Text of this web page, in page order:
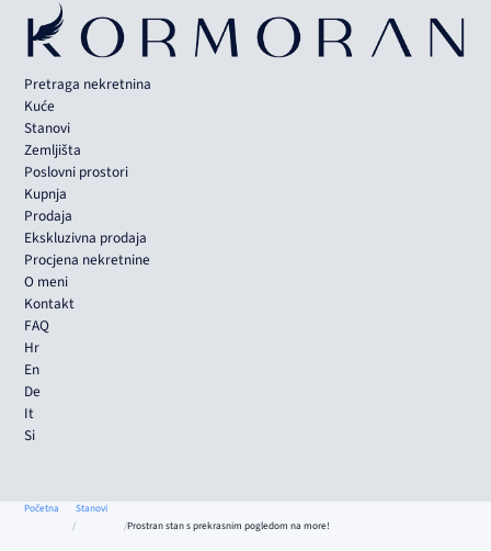
Pretraga nekretnina
Kuće
Stanovi
Zemljišta
Poslovni prostori
Kupnja
Prodaja
Ekskluzivna prodaja
Procjena nekretnine
O meni
Kontakt
FAQ
Hr
En
De
It
Si
Početna
Stanovi
Prostran stan s prekrasnim pogledom na more!